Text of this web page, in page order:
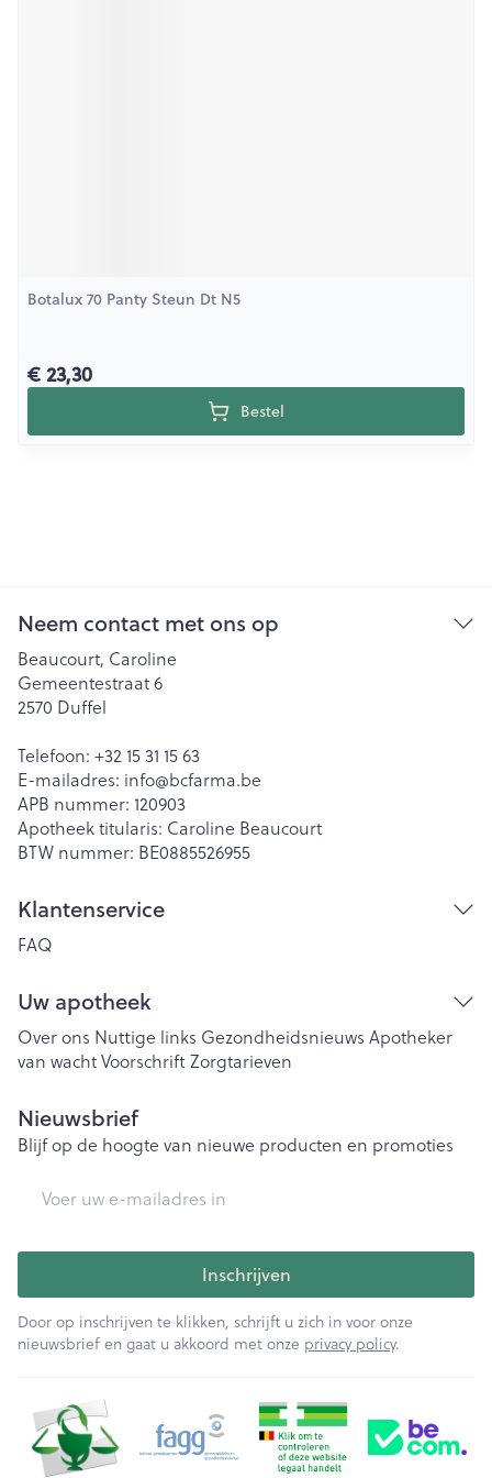
Botalux 70 Panty Steun Dt N5
€ 23,30
Bestel
Neem contact met ons op
Beaucourt, Caroline
Gemeentestraat 6
2570 Duffel
Telefoon: +32 15 31 15 63
E-mailadres: info@bcfarma.be
APB nummer: 120903
Apotheek titularis: Caroline Beaucourt
BTW nummer: BE0885526955
Klantenservice
FAQ
Uw apotheek
Over ons Nuttige links Gezondheidsnieuws Apotheker
van wachtVoorschriftZorgtarieven
Nieuwsbrief
Blijf op de hoogte van nieuwe producten en promoties
Inschrijven
Door op inschrijven te klikken, schrijft u zich in voor onze
nieuwsbrief en gaat u akkoord met onze privacy policy.